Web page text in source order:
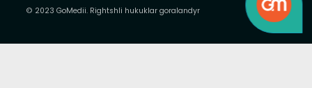
© 2023 GoMedii. Rightshli hukuklar goralandyr